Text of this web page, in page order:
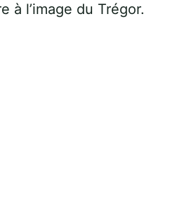
à l’image du Trégor.